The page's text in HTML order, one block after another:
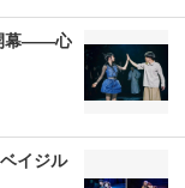
幕――心
イジル